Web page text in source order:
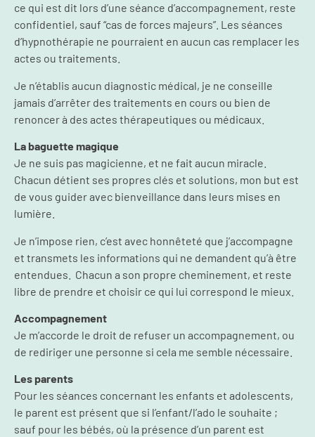
ce qui est dit lors d’une séance d’accompagnement, reste
confidentiel, sauf “cas de forces majeurs”. Les séances
d’hypnothérapie ne pourraient en aucun cas remplacer les
actes ou traitements.
Je n’établis aucun diagnostic médical, je ne conseille
jamais d’arrêter des traitements en cours ou bien de
renoncer à des actes thérapeutiques ou médicaux.
La baguette magique
Je ne suis pas magicienne, et ne fait aucun miracle.
Chacun détient ses propres clés et solutions, mon but est
de vous guider avec bienveillance dans leurs mises en
lumière.
Je n’impose rien, c’est avec honnêteté que j’accompagne
et transmets les informations qui ne demandent qu’à être
entendues. Chacun a son propre cheminement, et reste
libre de prendre et choisir ce qui lui correspond le mieux.
Accompagnement
Je m’accorde le droit de refuser un accompagnement, ou
de rediriger une personne si cela me semble nécessaire.
Les parents
Pour les séances concernant les enfants et adolescents,
le parent est présent que si l’enfant/l’ado le souhaite ;
sauf pour les bébés, où la présence d’un parent est